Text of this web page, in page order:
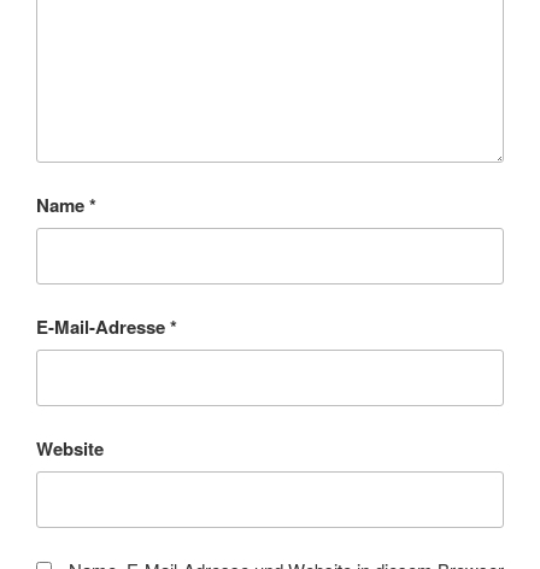
Name*
E-Mail-Adresse*
Website